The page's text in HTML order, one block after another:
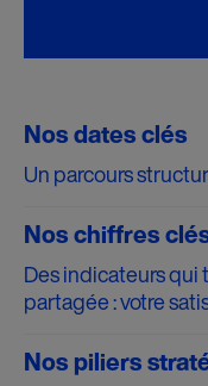
Nos dates clés
Un parcours
Nos chiffres
Des indicateurs
partagée : votre
Nos piliers